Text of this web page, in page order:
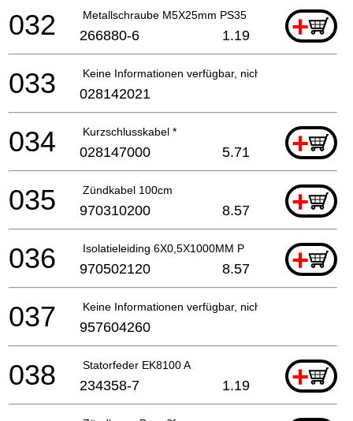
Metallschraube M5X25mm PS35 +
032 266880-6 1.19
Keine Informationen verfügbar, nicht bestellbar
033 028142021
Kurzschlusskabel * +
034 028147000 5.71
Zündkabel 100cm +
035 970310200 8.57
Isolatieleiding 6X0,5X1000MM P +
036 970502120 8.57
Keine Informationen verfügbar, nicht bestellbar
037 957604260
Statorfeder EK8100 A +
038 234358-7 1.19